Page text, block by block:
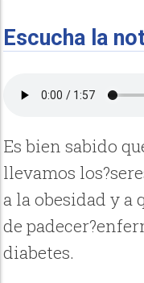
Escucha la
Es bien sabido
llevamos
a la obesidad y a
de
diabetes.